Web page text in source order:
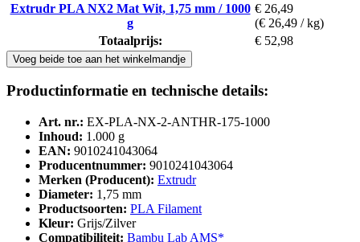
Extrudr PLA NX2 Mat Wit, 1,75 mm / 1000
g
€ 26,49
(€ 26,49 / kg)
Totaalprijs:
€ 52,98
Voeg beide toe aan het winkelmandje
Productinformatie en technische details:
Art. nr.: EX-PLA-NX-2-ANTHR-175-1000
Inhoud: 1.000 g
EAN: 9010241043064
Producentnummer: 9010241043064
Merken (Producent): Extrudr
Diameter: 1,75 mm
Productsoorten: PLA Filament
Kleur: Grijs/Zilver
Compatibiliteit: Bambu Lab AMS*